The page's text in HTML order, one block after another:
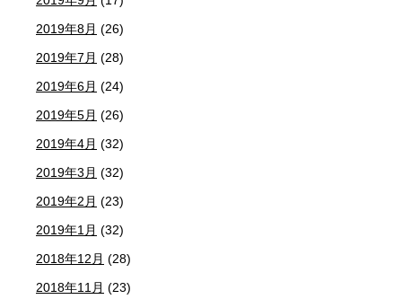
2019年8月 (26)
2019年7月 (28)
2019年6月 (24)
2019年5月 (26)
2019年4月 (32)
2019年3月 (32)
2019年2月 (23)
2019年1月 (32)
2018年12月 (28)
2018年11月 (23)